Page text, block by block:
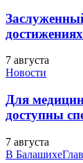
7 августа
Новости
Для
доступны
7 августа
В Балашихе